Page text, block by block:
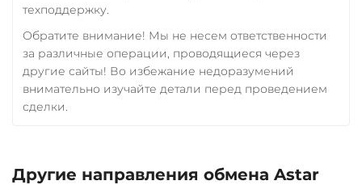
техподдержку.
Обратите внимание! Мы не несем ответственности
за различные операции, проводящиеся через
другие сайты! Во избежание недоразумений
внимательно изучайте детали перед проведением
сделки.
Другие направления обмена Astar